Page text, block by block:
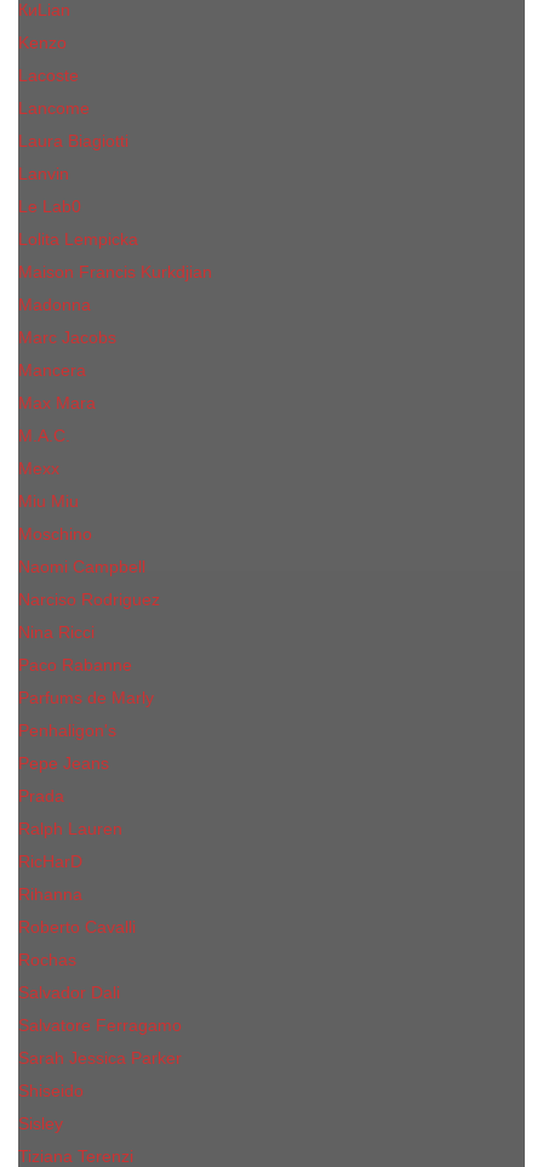
КиLian
Kenzo
Lacoste
Lancome
Laura Biagiotti
Lanvin
Lе Lab0
Lolita Lempicka
Maison Francis Kurkdjian
Madonna
Marc Jacobs
Mancera
Max Mara
M.А.C.
Mexx
Miu Miu
Mоsсhino
Naomi Campbell
Narciso Rodriguez
Nina Ricci
Paco Rabanne
Parfums de Marly
Penhaligon's
Pepe Jeans
Prada
Ralph Lauren
RicHarD
Rihanna
Roberto Cavalli
Rochas
Salvador Dali
Salvatore Ferragamo
Sarah Jessica Parker
Shiseido
Sisley
Tiziana Terenzi